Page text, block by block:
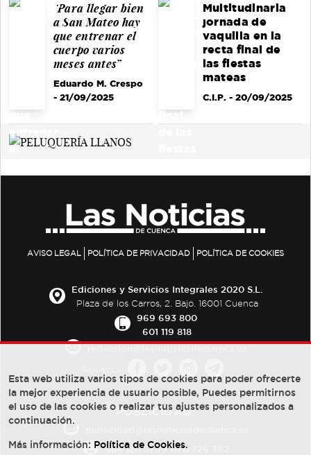
"Para llegar bien
a San Mateo hay
que entrenar el
cuerpo varios
meses antes”
Eduardo M. Crespo
- 21/09/2025
Multitudinaria
jornada de
vaquilla en la
recta final de
las fiestas
mateas
C.I.P. - 20/09/2025
AVISO LEGAL POLÍTICA DE PRIVACIDAD POLÍTICA DE COOKIES
Ediciones y Servicios Integrales 2020 S.L.
Plaza de los Carros, 2. Bajo. 16001 Cuenca
969 693 800
601 119 818
PUBLICIDAD:
684 126 573/670 726 392
Esta web utiliza varios tipos de cookies para poder ofrecerte
la mejor experiencia de usuario posible, Puedes permitirnos
el uso de las cookies o realizar tus ajustes personalizados a
continuación.
Más información: Política de Cookies.